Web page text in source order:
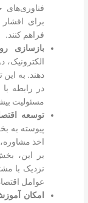
فناوری‌های
برای
فراهم کنند.
بازسازی
دهند. به این
در رابطه
مسئولیت
توسعه
پیوسته به
اخذ
بر این،
نزدیک با
عوامل
امکان